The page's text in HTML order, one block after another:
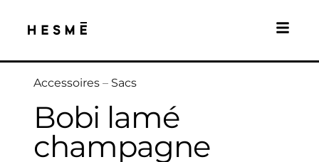
Accessoires – Sacs
Bobi lamé
champagne